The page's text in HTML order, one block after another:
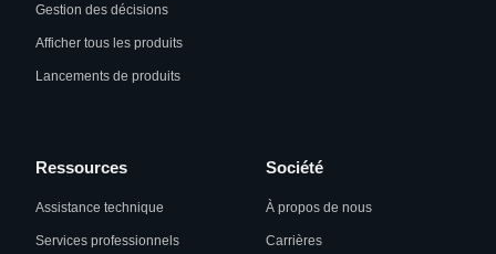
Gestion des décisions
Afficher tous les produits
Lancements de produits
Ressources
Assistance technique
Services professionnels
Société
À propos de nous
Carrières